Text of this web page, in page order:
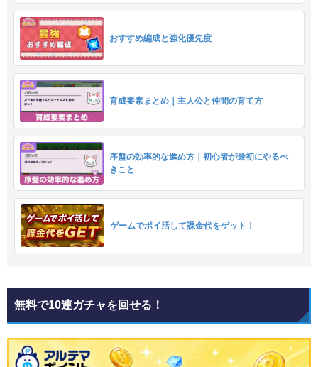
おすすめ編成と強化優先度
育成要素まとめ｜主人公と仲間の育て方
序盤の効率的な進め方｜初心者が最初にやるべ
きこと
ゲームでポイ活して課金代をゲット！
無料で10連ガチャを回せる！